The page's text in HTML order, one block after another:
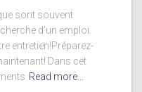
sont souvent
d’un emploi.
entretien!Préparez-
Dans cet
Read more…